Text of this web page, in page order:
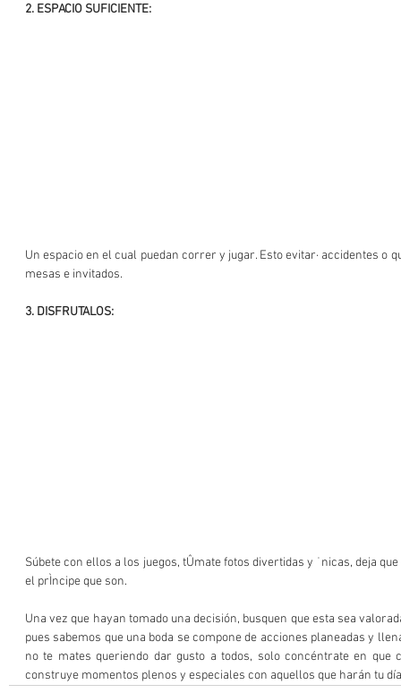
2. ESPACIO SUFICIENTE:
Un espacio en el cual puedan correr y jugar. Esto evitar· accidentes o
mesas e invitados.
3. DISFRUTALOS:
Súbete con ellos a los juegos, tÛmate fotos divertidas y ˙nicas, deja
el prÌncipe que son.
Una vez que hayan tomado una decisión, busquen que esta sea
pues sabemos que una boda se compone de acciones planeadas y
no te mates queriendo dar gusto a todos, solo concéntrate en que
construye momentos plenos y especiales con aquellos que harán tu